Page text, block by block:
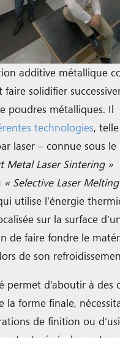
additive métallique
faire solidifier
poudres métalliques. Il
technologies,
laser – connue sous le
Metal Laser Sintering »
« Selective Laser
utilise l’énergie
sur la surface
de faire fondre le
de son
permet d’aboutir à des
la forme finale,
de finition ou